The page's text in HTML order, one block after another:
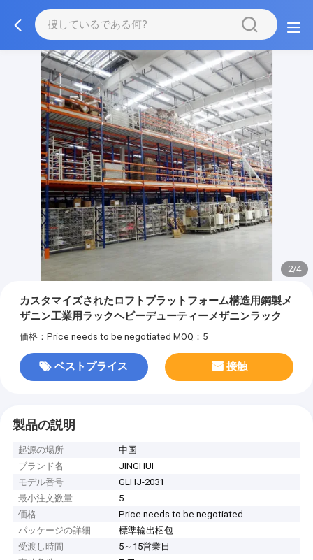
2/4
カスタマイズされたロフトプラットフォーム構造用鋼製メ
ザニン工業用ラックヘビーデューティーメザニンラック
価格：Price needs to be negotiated MOQ：5
ベストプライス 接触
製品の説明
起源の場所
中国
ブランド名
JINGHUI
モデル番号
GLHJ-2031
最小注文数量
5
価格
Price needs to be negotiated
パッケージの詳細
標準輸出梱包
受渡し時間
5～15営業日